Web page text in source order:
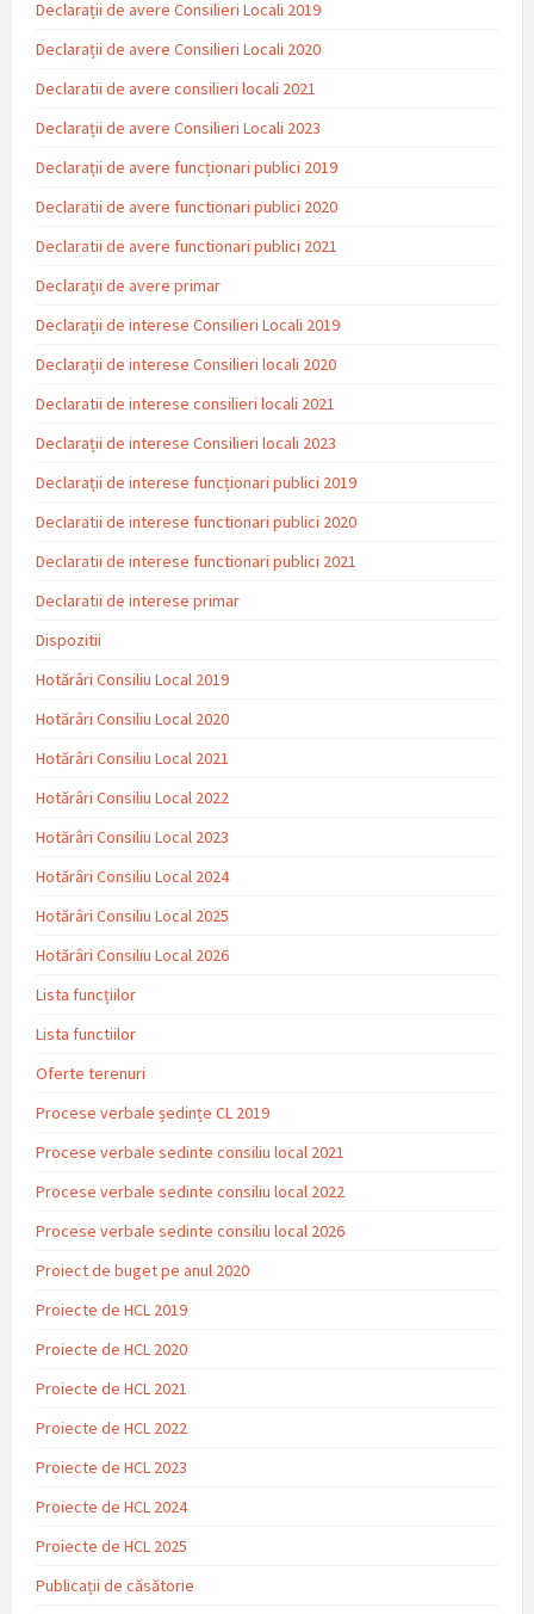
Declarații de avere Consilieri Locali 2019
Declarații de avere Consilieri Locali 2020
Declaratii de avere consilieri locali 2021
Declarații de avere Consilieri Locali 2023
Declarații de avere funcționari publici 2019
Declaratii de avere functionari publici 2020
Declaratii de avere functionari publici 2021
Declarații de avere primar
Declarații de interese Consilieri Locali 2019
Declarații de interese Consilieri locali 2020
Declaratii de interese consilieri locali 2021
Declarații de interese Consilieri locali 2023
Declarații de interese funcționari publici 2019
Declaratii de interese functionari publici 2020
Declaratii de interese functionari publici 2021
Declaratii de interese primar
Dispozitii
Hotărâri Consiliu Local 2019
Hotărâri Consiliu Local 2020
Hotărâri Consiliu Local 2021
Hotărâri Consiliu Local 2022
Hotărâri Consiliu Local 2023
Hotărâri Consiliu Local 2024
Hotărâri Consiliu Local 2025
Hotărâri Consiliu Local 2026
Lista funcțiilor
Lista functiilor
Oferte terenuri
Procese verbale ședințe CL 2019
Procese verbale sedinte consiliu local 2021
Procese verbale sedinte consiliu local 2022
Procese verbale sedinte consiliu local 2026
Proiect de buget pe anul 2020
Proiecte de HCL 2019
Proiecte de HCL 2020
Proiecte de HCL 2021
Proiecte de HCL 2022
Proiecte de HCL 2023
Proiecte de HCL 2024
Proiecte de HCL 2025
Publicații de căsătorie